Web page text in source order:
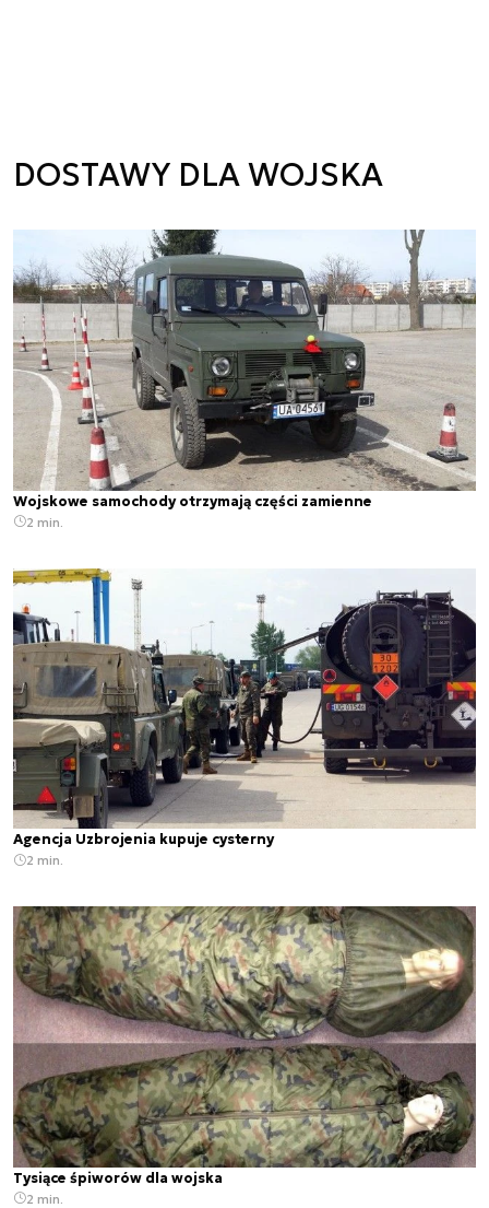
DOSTAWY DLA WOJSKA
Wojskowe samochody otrzymają części zamienne
2 min.
Agencja Uzbrojenia kupuje cysterny
2 min.
Tysiące śpiworów dla wojska
2 min.